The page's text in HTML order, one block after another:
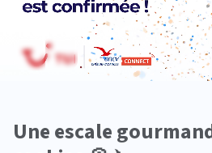
Océanie